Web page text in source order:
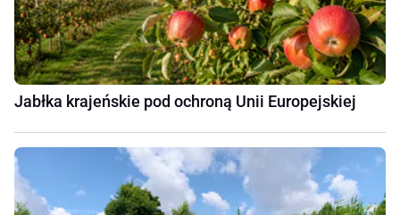
Jabłka krajeńskie pod ochroną Unii Europejskiej